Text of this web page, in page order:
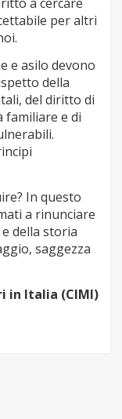
per altri
e asilo devono
della
del diritto di
familiare e di
In questo
a rinunciare
della storia
saggezza
in Italia (CIMI)